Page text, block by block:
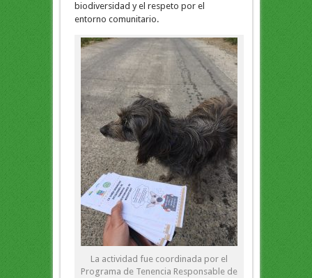
biodiversidad y el respeto por el
entorno comunitario.
La actividad fue coordinada por el
Programa de Tenencia Responsable de